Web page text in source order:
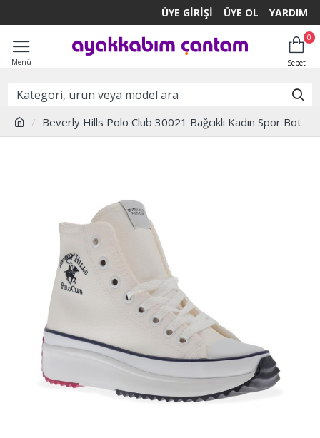
ÜYE GIRIŞI ÜYE OL YARDIM
0
Beverly Hills Polo Club 30021 Bağcıklı Kadın Spor Bot